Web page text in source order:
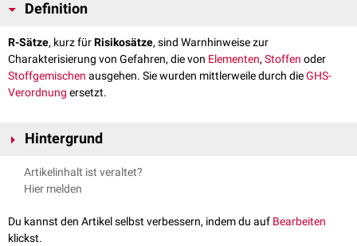
Definition
R-Sätze, kurz fürRisikosätze, sind Warnhinweise zur
Charakterisierung von Gefahren, die von Elementen, Stoffen oder
Stoffgemischen ausgehen. Sie wurden mittlerweile durch dieGHS-
Verordnung ersetzt.
Hintergrund
Die R-Sätze waren Bestandteil der Gefahrstoffkennzeichnung in der EU.
Aus ihnen wurden die Gefahrenbezeichnungen mit -symbolen und die S-
Die GHS-Kennzeichnung ist seit 2012 für Stoffe und seit 2015 für
Gemische verpflichtend und umfasst die
Artikelinhalt ist veraltet?
Hier melden
Du kannst den Artikel selbst verbessern, indem du auf Bearbeiten
klickst.